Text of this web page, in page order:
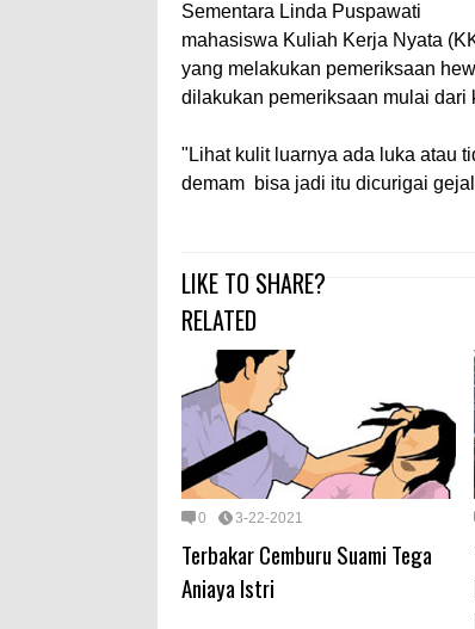
Sementara Linda Puspawati
mahasiswa Kuliah Kerja Nyata
yang melakukan pemeriksaan
dilakukan pemeriksaan mulai
"Lihat kulit luarnya ada luka atau
demam bisa jadi itu dicurigai
LIKE TO SHARE?
RELATED
0 3-22-2021
Terbakar Cemburu Suami Tega
Aniaya Istri